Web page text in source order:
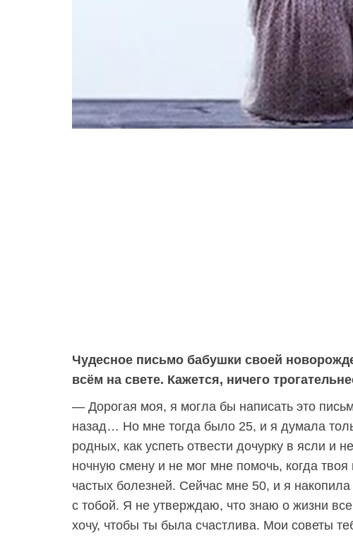
Чудесное письмо бабушки своей
всём на свете. Кажется, ничего
— Дорогая моя, я могла бы написать это
назад… Но мне тогда было 25, и я думала
родных, как успеть отвести дочурку в ясли и
ночную смену и не мог мне помочь, когда
частых болезней. Сейчас мне 50, и я
с тобой. Я не утверждаю, что знаю о жизни
хочу, чтобы ты была счастлива. Мои советы